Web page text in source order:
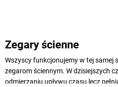
Zegary ścienne
Wszyscy funkcjonujemy w tej samej
zegarom ściennym. W dzisiejszych
odmierzaniu upływu czasu lecz